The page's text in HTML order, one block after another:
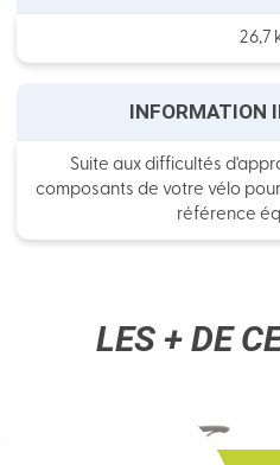
26,7
INFORMATION
Suite aux difficultés
composants de votre vélo
référence
LES + DE